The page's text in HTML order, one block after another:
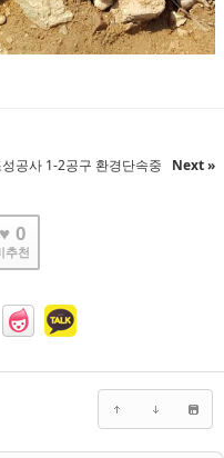
공사 1-2공구 환경단속중
Next »
♥ 0
추천